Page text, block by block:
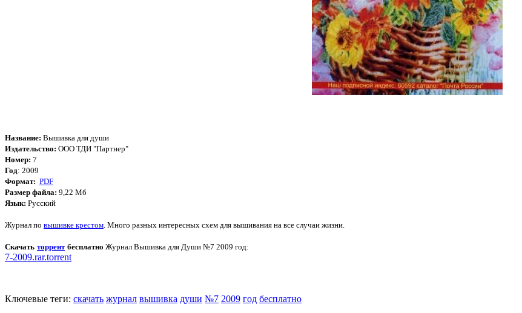
Название: Вышивка для души
Издательство: ООО ТДИ "Партнер"
Номер: 7
Год: 2009
Формат: PDF
Размер файла: 9,22 Мб
Язык: Русский
Журнал по вышивке крестом . Много разных интересных схем для вышивания на все случаи жизни.
Скачать торрентбесплатно Журнал Вышивка для Души №7 2009 год:
7-2009.rar.torrent
Ключевые теги: скачать журнал вышивка души №7 2009 год бесплатно